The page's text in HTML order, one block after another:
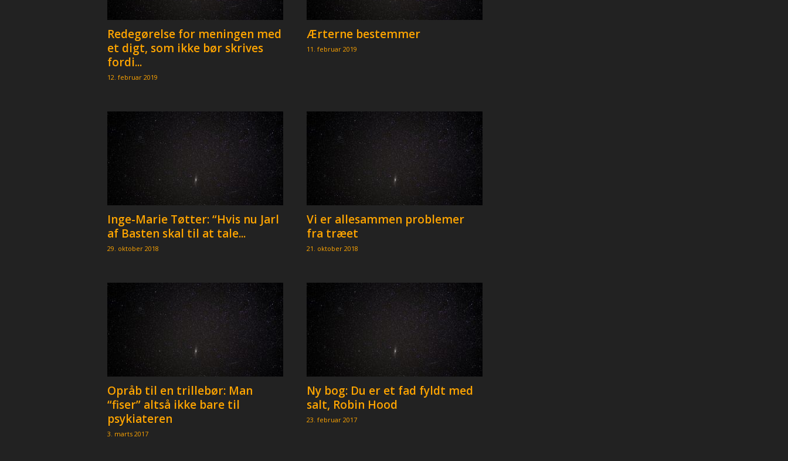
Redegørelse for meningen med
et digt, som ikke bør skrives
fordi...
12. februar 2019
Ærterne bestemmer
11. februar 2019
Inge-Marie Tøtter: “Hvis nu Jarl
af Basten skal til at tale...
29. oktober 2018
Vi er allesammen problemer
fra træet
21. oktober 2018
Opråb til en trillebør: Man
“fiser” altså ikke bare til
psykiateren
3. marts 2017
Ny bog: Du er et fad fyldt med
salt, Robin Hood
23. februar 2017